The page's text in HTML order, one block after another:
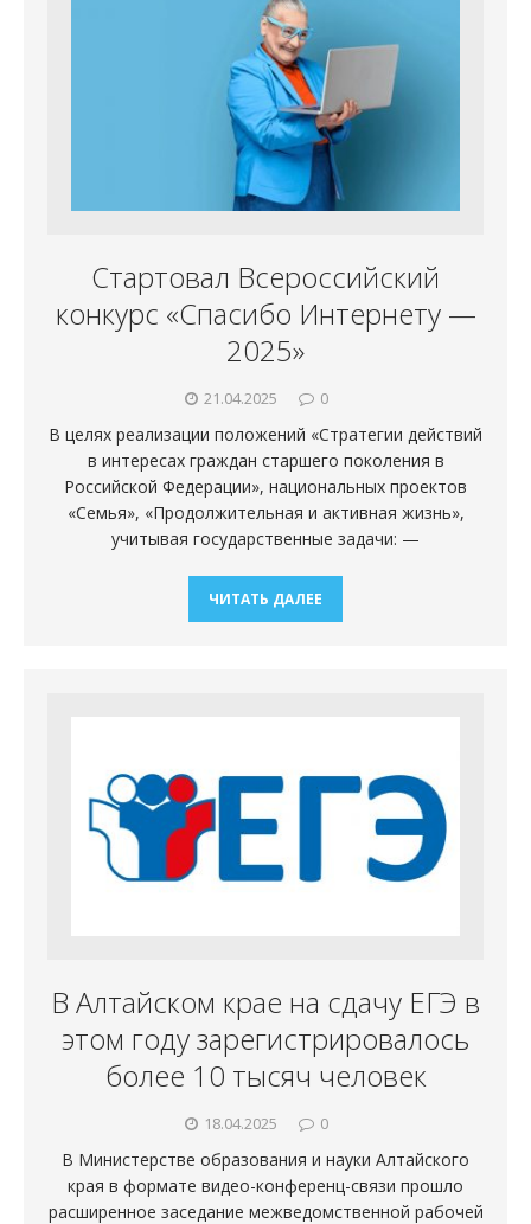
Стартовал Всероссийский
конкурс «Спасибо Интернету —
2025»
21.04.2025 0
В целях реализации положений «Стратегии действий
в интересах граждан старшего поколения в
Российской Федерации», национальных проектов
«Семья», «Продолжительная и активная жизнь»,
учитывая государственные задачи: —
ЧИТАТЬ ДАЛЕЕ
В Алтайском крае на сдачу ЕГЭ в
этом году зарегистрировалось
более 10 тысяч человек
18.04.2025 0
В Министерстве образования и науки Алтайского
края в формате видео-конференц-связи прошло
расширенное заседание межведомственной рабочей